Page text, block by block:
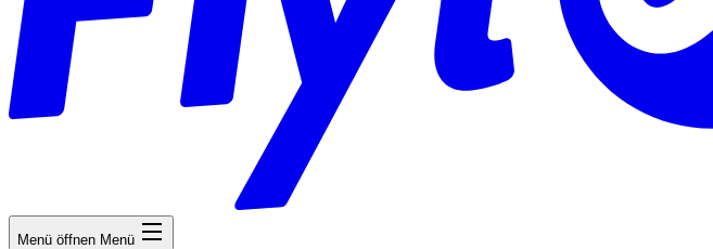
Menü öffnen Menü